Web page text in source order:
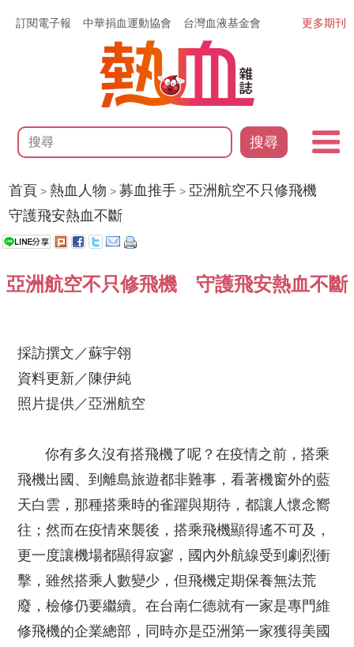
訂閱電子報 中華捐血運動協會 台灣血液基金會
搜尋
更多期刊
首頁 >熱血人物 >募血推手 > 亞洲航空不只修飛機
守護飛安熱血不斷
亞洲航空不只修飛機 守護飛安熱血不斷
採訪撰文／蘇宇翎
資料更新／陳伊純
照片提供／亞洲航空
你有多久沒有搭飛機了呢？在疫情之前，搭乘
飛機出國、到離島旅遊都非難事，看著機窗外的藍
天白雲，那種搭乘時的雀躍與期待，都讓人懷念嚮
往；然而在疫情來襲後，搭乘飛機顯得遙不可及，
更一度讓機場都顯得寂寥，國內外航線受到劇烈衝
擊，雖然搭乘人數變少，但飛機定期保養無法荒
廢，檢修仍要繼續。在台南仁德就有一家是專門維
修飛機的企業總部，同時亦是亞洲第一家獲得美國